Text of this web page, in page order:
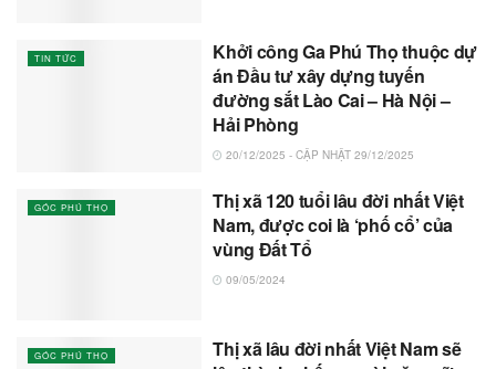
TIN TỨC
Khởi công Ga Phú Thọ thuộc dự
án Đầu tư xây dựng tuyến
đường sắt Lào Cai – Hà Nội –
Hải Phòng
20/12/2025 - CẬP NHẬT 29/12/2025
GÓC PHÚ THỌ
Thị xã 120 tuổi lâu đời nhất Việt
Nam, được coi là ‘phố cổ’ của
vùng Đất Tổ
09/05/2024
GÓC PHÚ THỌ
Thị xã lâu đời nhất Việt Nam sẽ